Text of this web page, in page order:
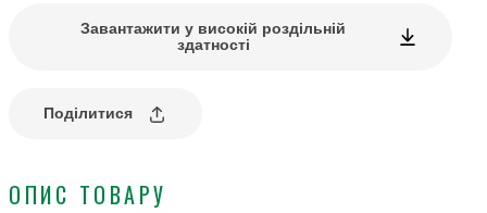
Завантажити у високій роздільній
здатності
Поділитися
ОПИС ТОВАРУ